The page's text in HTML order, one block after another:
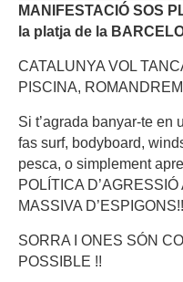
MANIFESTACIÓ SOS
la platja de la
CATALUNYA VOL
PISCINA,
Si t’agrada banyar-te en
fas surf, bodyboard,
pesca, o simplement
POLÍTICA
MASSIVA
SORRA I ONES SÓN
POSSIBLE !!